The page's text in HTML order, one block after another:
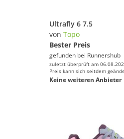
Ultrafly 6 7.5
von Topo
Bester Preis
gefunden bei Runnershub
zuletzt überprüft am
Preis kann sich seitdem
Keine weiteren Anbieter